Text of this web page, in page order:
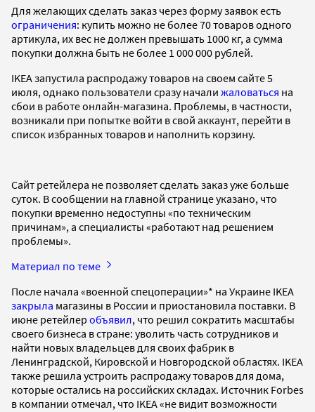
Для желающих сделать заказ через форму заявок есть
ограничения: купить можно не более 70 товаров одного
артикула, их вес не должен превышать 1000 кг, а сумма
покупки должна быть не более 1 000 000 рублей.
IKEA запустила распродажу товаров на своем сайте 5
июля, однако пользователи сразу начали жаловаться на
сбои в работе онлайн-магазина. Проблемы, в частности,
возникали при попытке войти в свой аккаунт, перейти в
список избранных товаров и наполнить корзину.
Сайт ретейлера не позволяет сделать заказ уже больше
суток. В сообщении на главной странице указано, что
покупки временно недоступны «по техническим
причинам», а специалисты «работают над решением
проблемы».
Материал по теме
После начала «военной спецоперации»* на Украине IKEA
закрыла магазины в России и приостановила поставки. В
июне ретейлер объявил, что решил сократить масштабы
своего бизнеса в стране: уволить часть сотрудников и
найти новых владельцев для своих фабрик в
Ленинградской, Кировской и Новгородской областях. IKEA
также решила устроить распродажу товаров для дома,
которые остались на российских складах. Источник Forbes
в компании отмечал, что IKEA «не видит возможности